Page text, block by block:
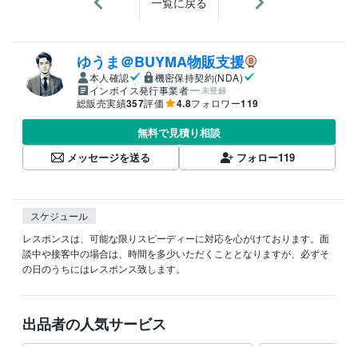
ゆうま＠BUYMA物販支援
本人確認
機密保持契約(NDA)
インボイス発行事業者
未登録
総販売実績357評価 4.8フォロワー119
無料で見積り相談
メッセージを送る
フォロー119
スケジュール
レスポンスは、可能な限りスピーディーに対応を心がけております。面
談中や接客中の場合は、時間を多少いただくこととなりますが、必ずそ
の日のうちにはレスポンス致します。
出品者の人気サービス